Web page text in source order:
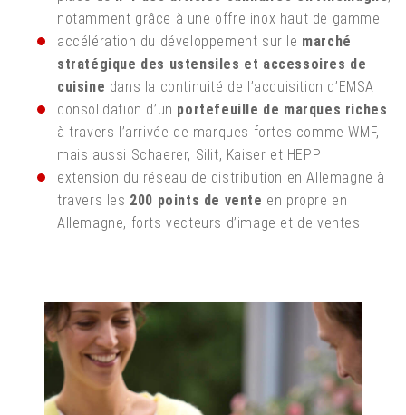
notamment grâce à une offre inox haut de gamme
accélération du développement sur le marché
stratégique des ustensiles et accessoires de
cuisine dans la continuité de l’acquisition d’EMSA
consolidation d’un portefeuille de marques riches
à travers l’arrivée de marques fortes comme WMF,
mais aussi Schaerer, Silit, Kaiser et HEPP
extension du réseau de distribution en Allemagne à
travers les 200 points de vente en propre en
Allemagne, forts vecteurs d’image et de ventes